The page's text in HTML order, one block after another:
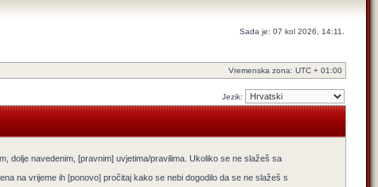
Sada je: 07 kol 2026, 14:11.
Vremenska zona: UTC + 01:00
Jezik:
dolje navedenim, [pravnim] uvjetima/pravilima. Ukoliko se ne slažeš sa
na vrijeme ih [ponovo] pročitaj kako se nebi dogodilo da se ne slažeš s